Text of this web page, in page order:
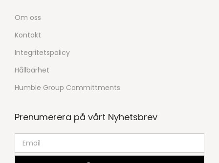
Om oss
Kontakt
Integritetspolicy
Hållbarhet
Humble Group Committments
Prenumerera på vårt Nyhetsbrev